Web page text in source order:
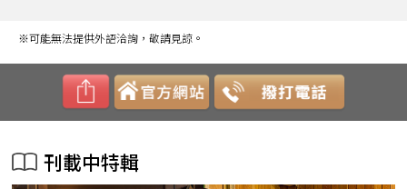
※可能無法提供外語洽詢，敬請見諒。
刊載中特輯